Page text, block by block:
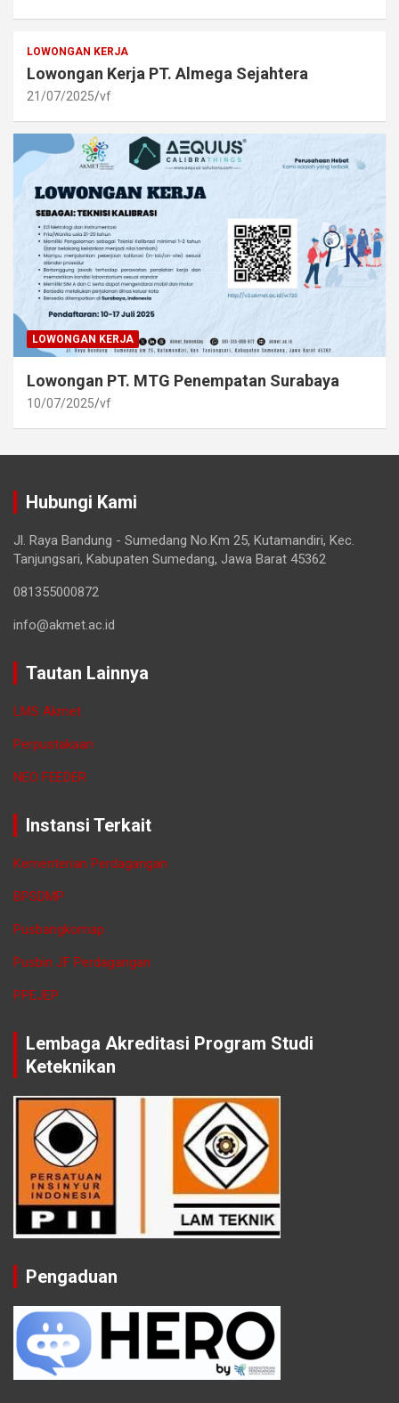
LOWONGAN KERJA
Lowongan Kerja PT. Almega Sejahtera
21/07/2025 vf
LOWONGAN KERJA
Lowongan PT. MTG Penempatan Surabaya
10/07/2025 vf
Hubungi Kami
Jl. Raya Bandung - Sumedang No.Km 25, Kutamandiri, Kec.
Tanjungsari, Kabupaten Sumedang, Jawa Barat 45362
081355000872
info@akmet.ac.id
Tautan Lainnya
LMS Akmet
Perpustakaan
NEO FEEDER
Instansi Terkait
Kementerian Perdagangan
BPSDMP
Pusbangkomap
Pusbin JF Perdagangan
PPEJEP
Lembaga Akreditasi Program Studi
Keteknikan
Pengaduan